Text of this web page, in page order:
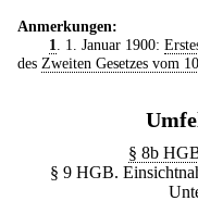
Anmerkungen:
1
. 1. Januar 1900:
des Zweiten Gesetzes vom
§ 8b
§ 9 HGB.